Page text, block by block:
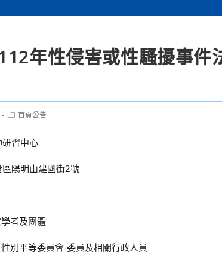
年性侵害或性騷擾事件
Post首頁公告
習中心
陽明山建國街2號
者及團體
別平等委員會-委員及相關行政人員